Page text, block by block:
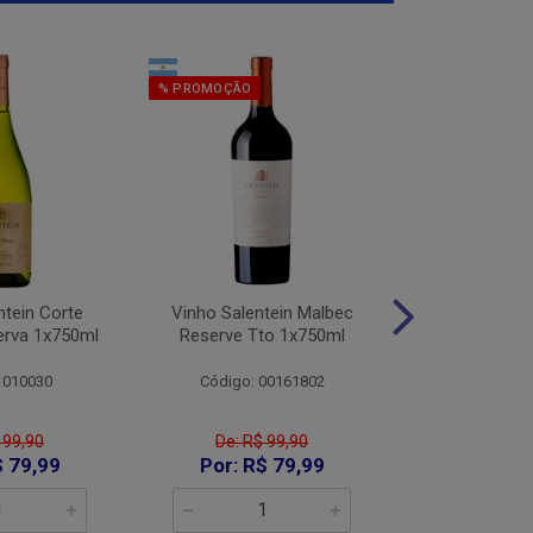
Corte
1x750ml
99,90
79,99
% PROMOÇÃO
Vinho Salentein Malbec
Reserve Tto 1x750ml
Código: 00161802
De: R$ 99,90
Por: R$ 79,99